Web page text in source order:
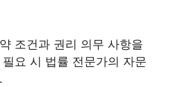
조건과 권리 의무 사항을
요 시 법률 전문가의 자문